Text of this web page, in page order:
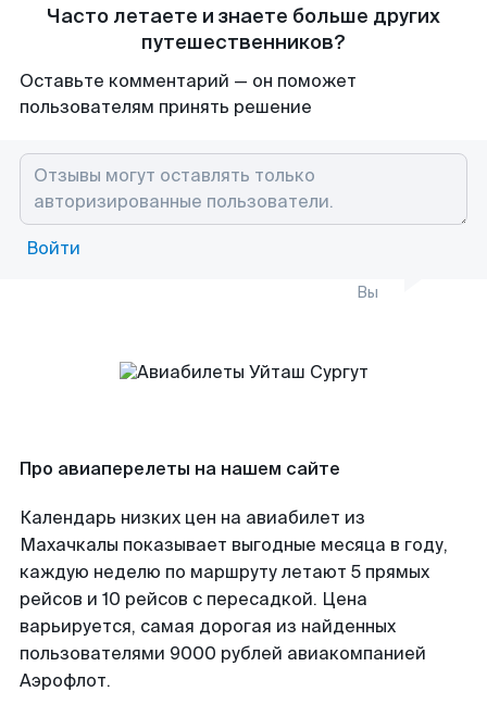
Часто летаете и знаете больше других
путешественников?
Оставьте комментарий — он поможет
пользователям принять решение
Войти
Вы
Про авиаперелеты на нашем сайте
Календарь низких цен на авиабилет из
Махачкалы показывает выгодные месяца в году,
каждую неделю по маршруту летают 5 прямых
рейсов и 10 рейсов с пересадкой. Цена
варьируется, самая дорогая из найденных
пользователями 9000 рублей авиакомпанией
Аэрофлот.